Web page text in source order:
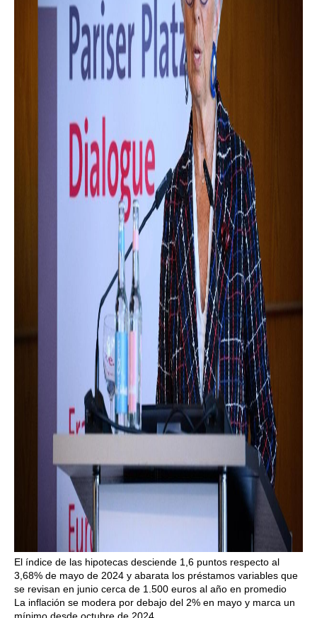
El índice de las hipotecas desciende 1,6 puntos respecto al
3,68% de mayo de 2024 y abarata los préstamos variables que
se revisan en junio cerca de 1.500 euros al año en promedio
La inflación se modera por debajo del 2% en mayo y marca un